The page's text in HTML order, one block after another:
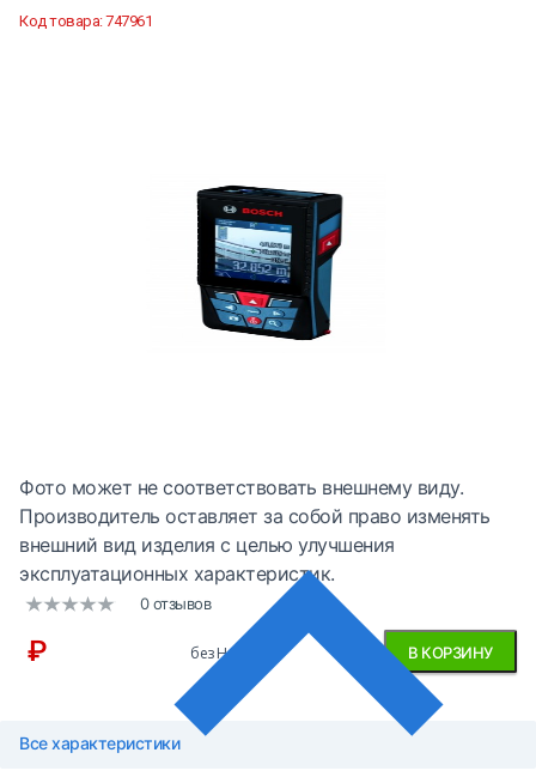
Код товара:747961
Фото может не соответствовать внешнему виду.
Производитель оставляет за собой право изменять
внешний вид изделия с целью улучшения
эксплуатационных характеристик.
0 отзывов
₽ без НДС В КОРЗИНУ
Все характеристики